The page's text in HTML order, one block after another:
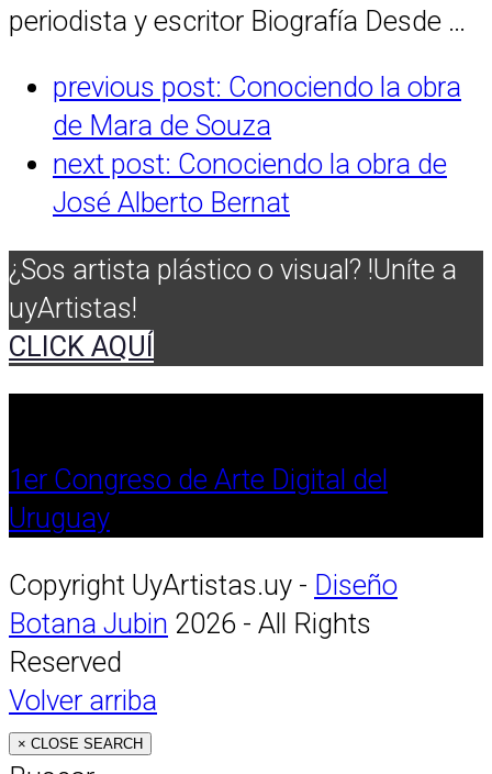
periodista y escritor Biografía Desde …
previous post: Conociendo la obra
de Mara de Souza
next post: Conociendo la obra de
José Alberto Bernat
¿Sos artista plástico o visual? !Uníte a
uyArtistas!
CLICK AQUÍ
1er Congreso de Arte Digital del
Uruguay
Copyright UyArtistas.uy - Diseño
Botana Jubin 2026 - All Rights
Reserved
Volver arriba
× CLOSE SEARCH